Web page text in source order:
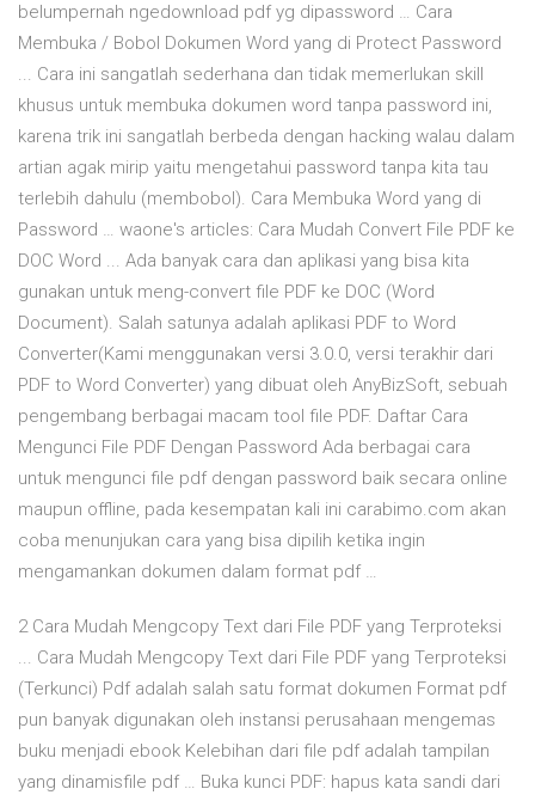
belumpernah ngedownload pdf yg dipassword … Cara
Membuka / Bobol Dokumen Word yang di Protect Password
... Cara ini sangatlah sederhana dan tidak memerlukan skill
khusus untuk membuka dokumen word tanpa password ini,
karena trik ini sangatlah berbeda dengan hacking walau dalam
artian agak mirip yaitu mengetahui password tanpa kita tau
terlebih dahulu (membobol). Cara Membuka Word yang di
Password … waone's articles: Cara Mudah Convert File PDF ke
DOC Word ... Ada banyak cara dan aplikasi yang bisa kita
gunakan untuk meng-convert file PDF ke DOC (Word
Document). Salah satunya adalah aplikasi PDF to Word
Converter(Kami menggunakan versi 3.0.0, versi terakhir dari
PDF to Word Converter) yang dibuat oleh AnyBizSoft, sebuah
pengembang berbagai macam tool file PDF. Daftar Cara
Mengunci File PDF Dengan Password Ada berbagai cara
untuk mengunci file pdf dengan password baik secara online
maupun offline, pada kesempatan kali ini carabimo.com akan
coba menunjukan cara yang bisa dipilih ketika ingin
mengamankan dokumen dalam format pdf …
2 Cara Mudah Mengcopy Text dari File PDF yang Terproteksi
... Cara Mudah Mengcopy Text dari File PDF yang Terproteksi
(Terkunci) Pdf adalah salah satu format dokumen Format pdf
pun banyak digunakan oleh instansi perusahaan mengemas
buku menjadi ebook Kelebihan dari file pdf adalah tampilan
yang dinamisfile pdf … Buka kunci PDF: hapus kata sandi dari